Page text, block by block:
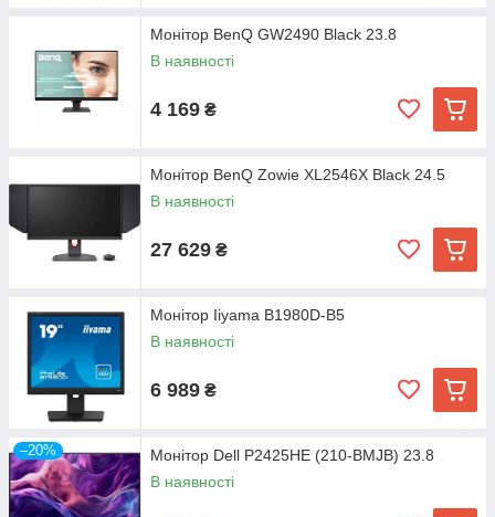
Монітор BenQ GW2490 Black 23.8
В наявності
4 169 ₴
Монітор BenQ Zowie XL2546X Black 24.5
В наявності
27 629 ₴
Монітор Iiyama B1980D-B5
В наявності
6 989 ₴
–20%
Монітор Dell P2425HE (210-BMJB) 23.8
В наявності